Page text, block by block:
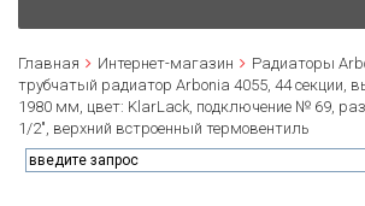
Главная Интернет-магазин Радиаторы
трубчатый радиатор Arbonia 4055, 44 секции,
1980 мм, цвет: KlarLack, подключение № 69,
1/2", верхний встроенный термовентиль